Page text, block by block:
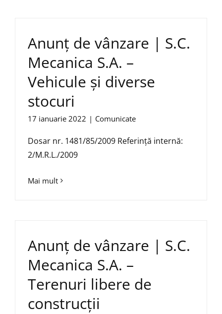
Anunț de vânzare | S.C.
Mecanica S.A. –
Vehicule și diverse
stocuri
17 ianuarie 2022 | Comunicate
Dosar nr. 1481/85/2009 Referință internă:
2/M.R.L./2009
Mai mult
Anunț de vânzare | S.C.
Mecanica S.A. –
Terenuri libere de
construcții